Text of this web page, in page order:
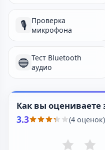
🎙️ Проверка
микрофона
🔵 Тест Bluetooth
аудио
Как вы оцениваете
3.3 (4 оценок)